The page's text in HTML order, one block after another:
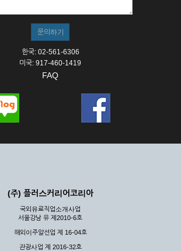
한국: 02-561-6306
미국: 917-460-1419
FAQ
(주) 플러스커리어코리아
국외유료직업소개사업
서울강남 유 제2010-6호
해외이주알선업 제 16-04호
관광사업 제 2016-32호